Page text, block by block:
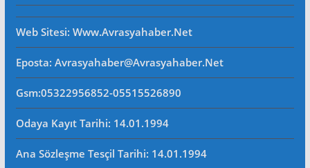
Web Sitesi: Www.avrasyahaber.net
Eposta: Avrasyahaber@avrasyahaber.net
Gsm:05322956852-05515526890
Odaya Kayıt Tarihi: 14.01.1994
Ana Sözleşme Tesçil Tarihi: 14.01.1994